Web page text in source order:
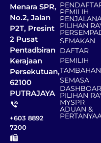
Menara SPR,
No.2, Jalan
P2T, Presint
2 Pusat
Pentadbiran
Kerajaan
Persekutuan,
62100
PUTRAJAYA
+603 8892
7200
PEMILIH
PILIHAN
SEMAKAN
DAFTAR
PEMILIH
TAMBAHAN
SEMASA
PILIHAN
MYSPR
ADUAN &